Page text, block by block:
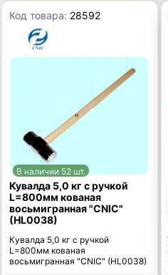
Код товара: 28592
В наличии 52 шт.
Кувалда 5,0 кг с ручкой
L=800мм кованая
восьмигранная "CNIC"
(HL0038)
Кувалда 5,0 кг с ручкой
L=800мм кованая
восьмигранная "CNIC" (HL0038)